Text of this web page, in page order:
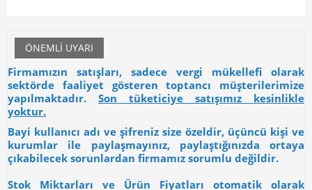
ÖNEMLI UYARI
Firmamızın satışları, sadece vergi mükellefi olarak
sektörde faaliyet gösteren toptancı müşterilerimize
yapılmaktadır. Son tüketiciye satışımız kesinlikle
yoktur.
Bayi kullanıcı adı ve şifreniz size özeldir, üçüncü kişi ve
kurumlar ile paylaşmayınız, paylaştığınızda ortaya
çıkabilecek sorunlardan firmamız sorumlu değildir.
Stok Miktarları ve Ürün Fiyatları otomatik olarak